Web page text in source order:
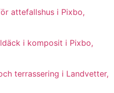
attefallshus i Pixbo,
i komposit i Pixbo,
terrassering i Landvetter,